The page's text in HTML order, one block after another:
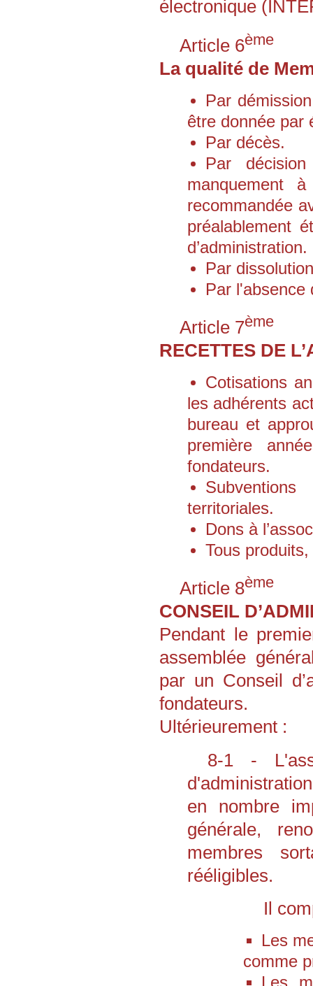
électronique
Article 6ème
La qualité de
Par
être donnée par
Par décès.
Par
manquement
recommandée
préalablement
d’administration.
Par
Par l'absence
Article 7ème
RECETTES DE
Cotisations
les adhérents
bureau et
première
fondateurs.
territoriales.
Dons à
Tous
Article 8ème
CONSEIL
Pendant le
assemblée
par un Conseil
fondateurs.
Ultérieurement :
8-1 -
en nombre
générale,
membres
rééligibles.
Il
Les
comme